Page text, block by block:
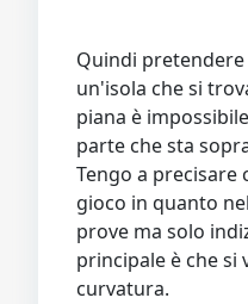
Quindi
un'isola che si
piana è
parte che sta
Tengo a precisare
gioco in quanto
prove ma solo
principale è che
curvatura.